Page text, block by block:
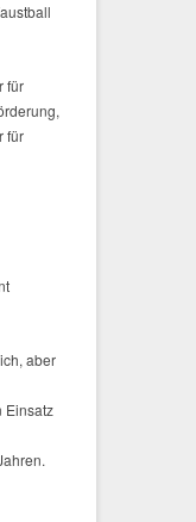
für
für
aber
Einsatz